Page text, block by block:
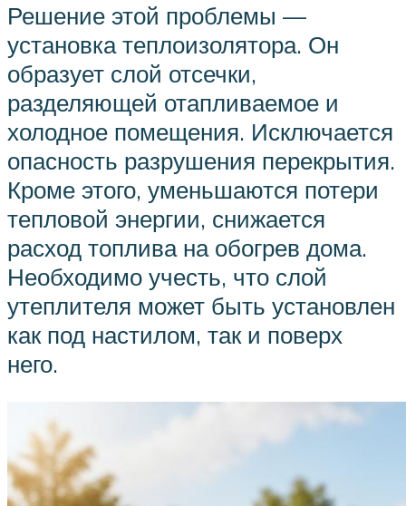
Решение этой проблемы —
установка теплоизолятора. Он
образует слой отсечки,
разделяющей отапливаемое и
холодное помещения. Исключается
опасность разрушения перекрытия.
Кроме этого, уменьшаются потери
тепловой энергии, снижается
расход топлива на обогрев дома.
Необходимо учесть, что слой
утеплителя может быть установлен
как под настилом, так и поверх
него.